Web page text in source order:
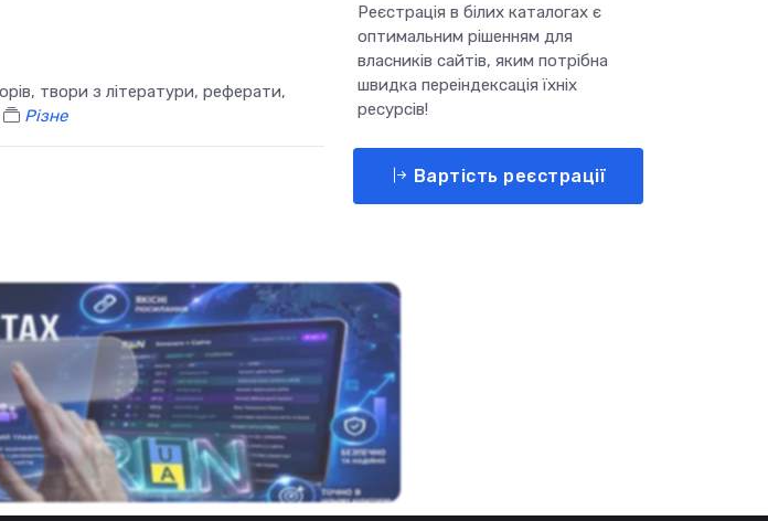
твори з літератури, реферати,
Різне
Реєстрація в білих каталогах є
оптимальним рішенням для
власників сайтів, яким потрібна
швидка переіндексація їхніх
ресурсів!
Вартість реєстрації